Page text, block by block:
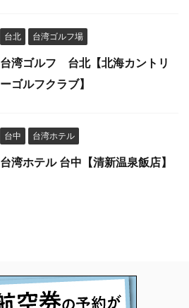
台北 台湾ゴルフ場
台湾ゴルフ 台北【北海カントリ
ーゴルフクラブ】
台中 台湾ホテル
台湾ホテル 台中【清新温泉飯店】